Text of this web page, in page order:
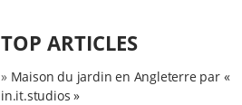
TOP ARTICLES
» Maison du jardin en Angleterre par «
in.it.studios »